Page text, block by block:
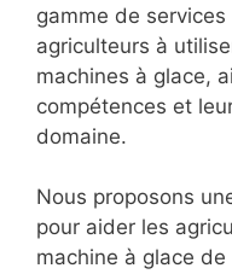
gamme de
agriculteurs à
machines à glace,
compétences et
domaine.
Nous proposons
pour aider les
machine à glace